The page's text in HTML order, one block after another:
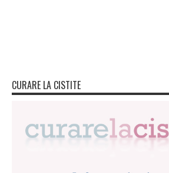
CURARE LA CISTITE